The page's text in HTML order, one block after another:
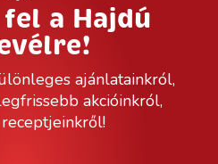
a Hajdú
ajánlatainkról,
akcióinkról,